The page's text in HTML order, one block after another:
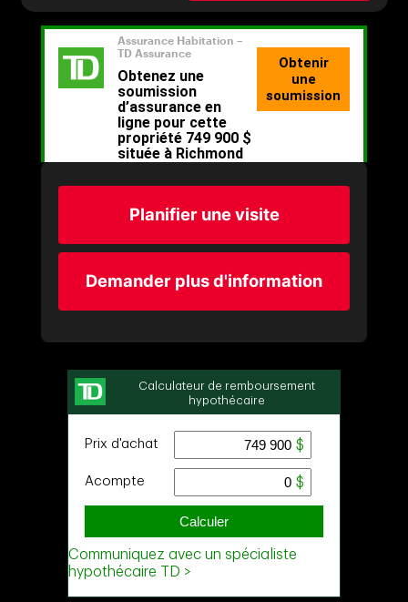
Planifier une visite
Demander plus d'information